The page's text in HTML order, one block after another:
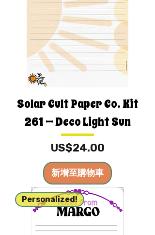
Solar Cult Paper Co. Kit
261 — Deco Light Sun
價格
US$24.00
新增至購物車
Personalized!